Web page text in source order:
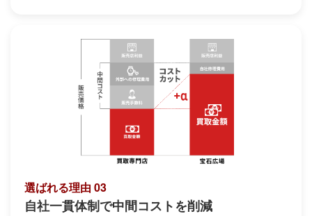
選ばれる理由 03
自社一貫体制で中間コストを削減